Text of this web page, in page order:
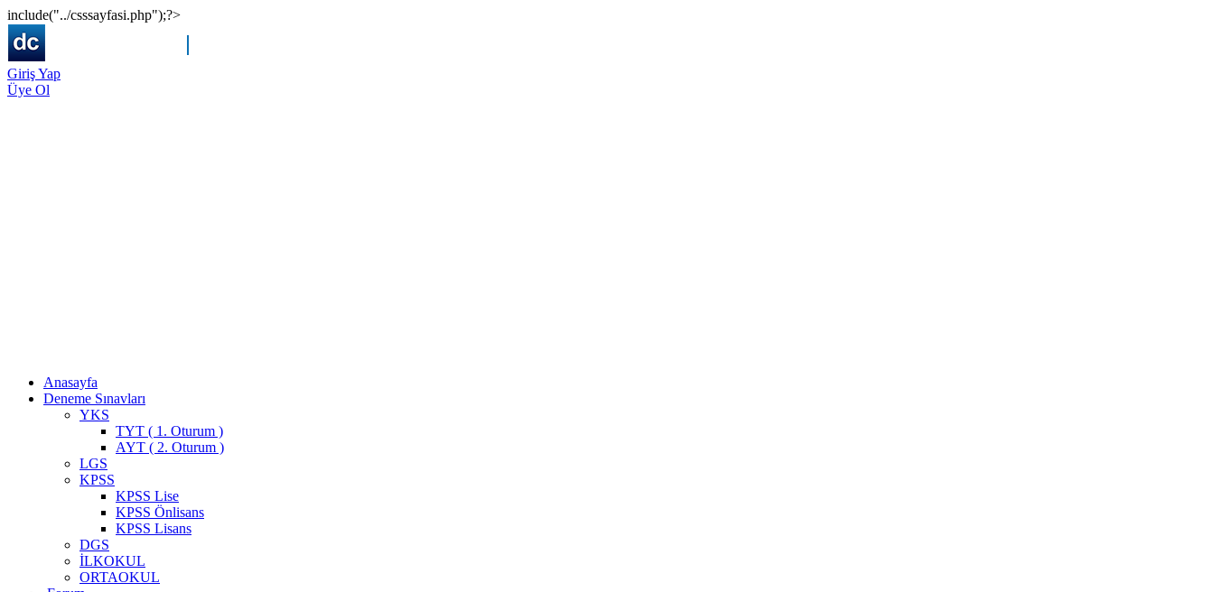
include("../csssayfasi.php");?>
Giriş Yap
Üye Ol
Anasayfa
Deneme Sınavları
YKS
TYT ( 1. Oturum )
AYT ( 2. Oturum )
LGS
KPSS
KPSS Lise
KPSS Önlisans
KPSS Lisans
DGS
İLKOKUL
ORTAOKUL